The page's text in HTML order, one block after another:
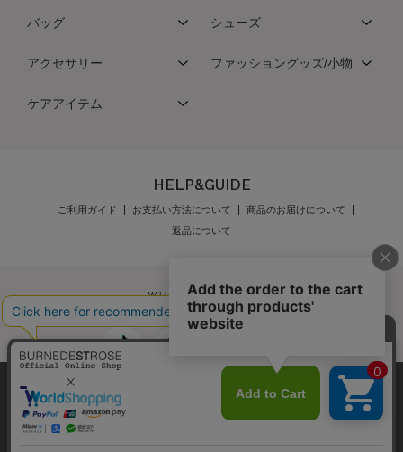
バッグ シューズ
アクセサリー ファッショングッズ/小物
ケアアイテム
HELP&GUIDE
ご利用ガイド お支払い方法について
商品のお届けについて
返品について
メンバーズ規約
メンバーズポイントプログラム規約
特定商取引法に基づく表示
個人情報保護指針
弊社はCookieを利用し、Webの利便性向上に努め
ております。「承諾する」をクリックしていただ
くと、お客様に最適な内容を提供することが可能
承諾する